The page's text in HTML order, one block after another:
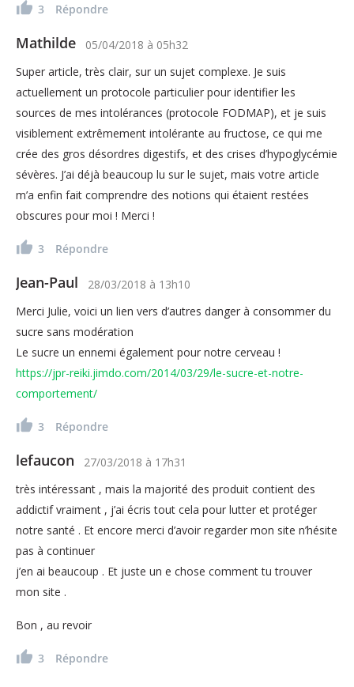
3 Répondre
Mathilde 05/04/2018 à 05h32
Super article, très clair, sur un sujet complexe. Je suis
actuellement un protocole particulier pour identifier les
sources de mes intolérances (protocole FODMAP), et je suis
visiblement extrêmement intolérante au fructose, ce qui me
crée des gros désordres digestifs, et des crises d’hypoglycémie
sévères. J’ai déjà beaucoup lu sur le sujet, mais votre article
m’a enfin fait comprendre des notions qui étaient restées
obscures pour moi ! Merci !
3 Répondre
Jean-Paul 28/03/2018 à 13h10
Merci Julie, voici un lien vers d’autres danger à consommer du
sucre sans modération
Le sucre un ennemi également pour notre cerveau !
https://jpr-reiki.jimdo.com/2014/03/29/le-sucre-et-notre-
comportement/
3 Répondre
lefaucon 27/03/2018 à 17h31
très intéressant , mais la majorité des produit contient des
addictif vraiment , j’ai écris tout cela pour lutter et protéger
notre santé . Et encore merci d’avoir regarder mon site n’hésite
pas à continuer
j’en ai beaucoup . Et juste un e chose comment tu trouver
mon site .
Bon , au revoir
3 Répondre